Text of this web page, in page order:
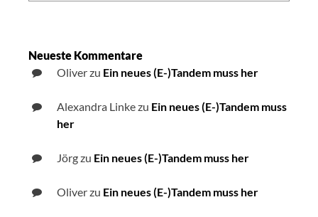
Neueste Kommentare
Oliverzu Ein neues (E-)Tandem muss her
Alexandra Linkezu Ein neues (E-)Tandem muss
her
Jörgzu Ein neues (E-)Tandem muss her
Oliverzu Ein neues (E-)Tandem muss her